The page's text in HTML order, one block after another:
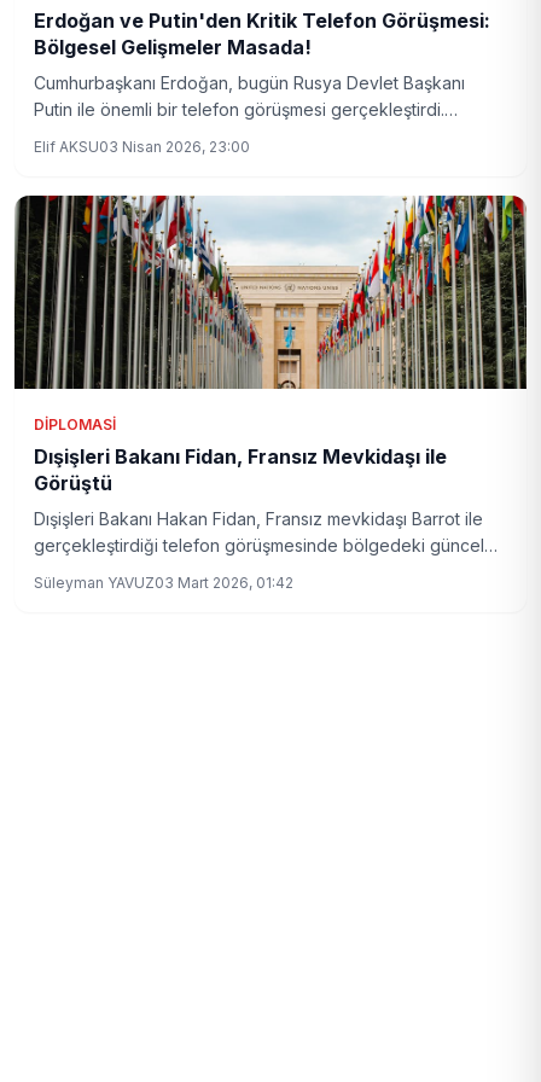
Erdoğan ve Putin'den Kritik Telefon Görüşmesi:
Bölgesel Gelişmeler Masada!
Cumhurbaşkanı Erdoğan, bugün Rusya Devlet Başkanı
Putin ile önemli bir telefon görüşmesi gerçekleştirdi.
Elif AKSU03 Nisan 2026, 23:00
DIPLOMASI
Dışişleri Bakanı Fidan, Fransız Mevkidaşı ile
Görüştü
Dışişleri Bakanı Hakan Fidan, Fransız mevkidaşı Barrot ile
gerçekleştirdiği telefon görüşmesinde bölgedeki güncel
Süleyman YAVUZ03 Mart 2026, 01:42